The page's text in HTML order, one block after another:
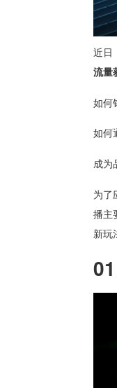
近日
流量
如何
如何
成为
为了
播主
新玩